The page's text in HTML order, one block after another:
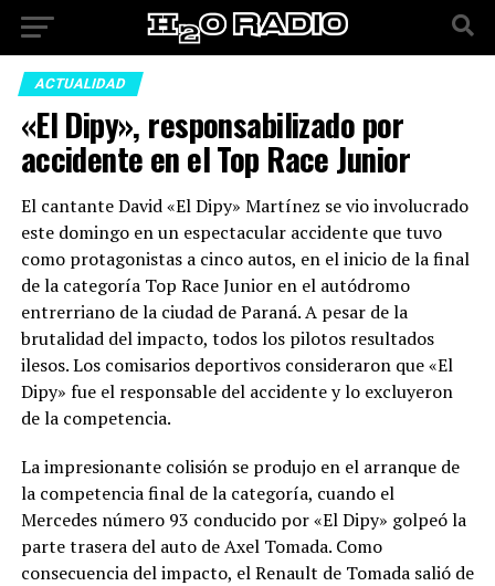
ACTUALIDAD
«El Dipy», responsabilizado por
accidente en el Top Race Junior
El cantante David «El Dipy» Martínez se vio involucrado
este domingo en un espectacular accidente que tuvo
como protagonistas a cinco autos, en el inicio de la final
de la categoría Top Race Junior en el autódromo
entrerriano de la ciudad de Paraná. A pesar de la
brutalidad del impacto, todos los pilotos resultados
ilesos. Los comisarios deportivos consideraron que «El
Dipy» fue el responsable del accidente y lo excluyeron
de la competencia.
La impresionante colisión se produjo en el arranque de
la competencia final de la categoría, cuando el
Mercedes número 93 conducido por «El Dipy» golpeó la
parte trasera del auto de Axel Tomada. Como
consecuencia del impacto, el Renault de Tomada salió de